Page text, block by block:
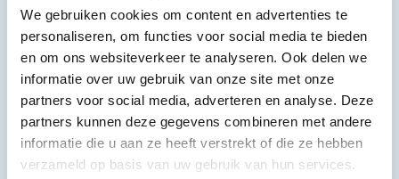
We gebruiken cookies om content en advertenties te
personaliseren, om functies voor social media te bieden
en om ons websiteverkeer te analyseren. Ook delen we
informatie over uw gebruik van onze site met onze
partners voor social media, adverteren en analyse. Deze
partners kunnen deze gegevens combineren met andere
informatie die u aan ze heeft verstrekt of die ze hebben
verzameld op basis van uw gebruik van hun services.
Beademingsmasker met sleutelhanger
€5,45 incl. btw
4.5 excl. btw